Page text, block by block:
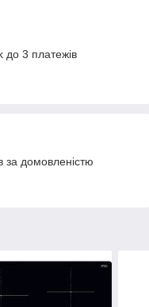
до 3 платежів
за домовленістю